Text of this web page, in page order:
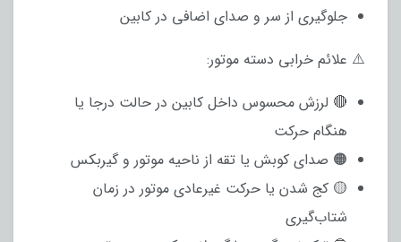
جلوگیری از سر و صدای اضافی در کابین
⚠️ علائم خرابی دسته موتور:
🔴 لرزش محسوس داخل کابین در حالت درجا یا
هنگام حرکت
🟠 صدای کوبش یا تقه از ناحیه موتور و گیربکس
🟡 کج شدن یا حرکت غیرعادی موتور در زمان
شتاب‌گیری